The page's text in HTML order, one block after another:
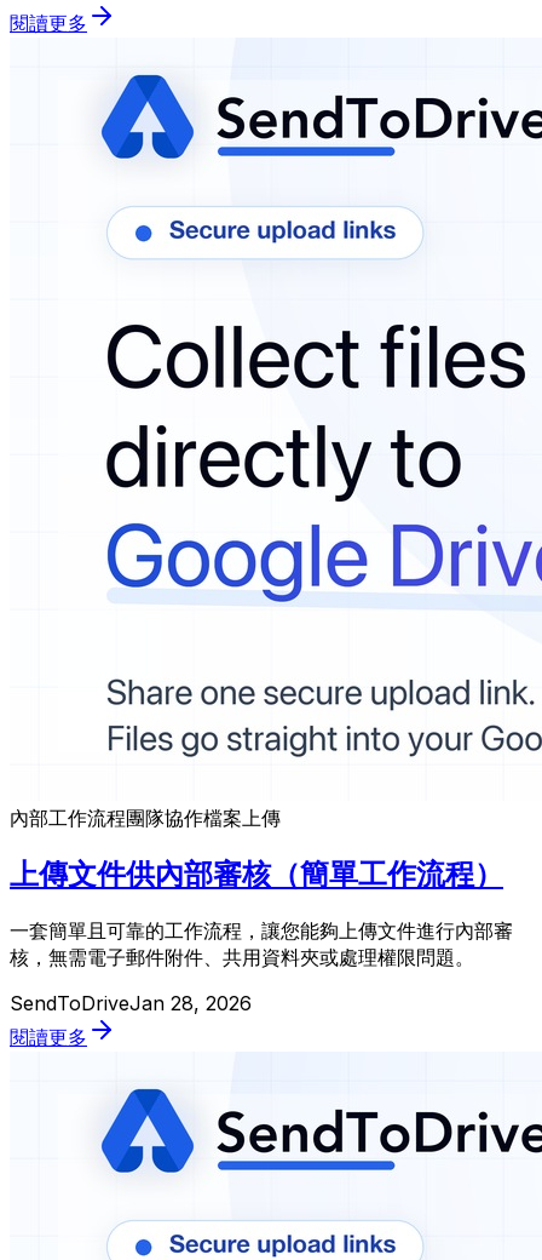
閱讀更多
內部工作流程團隊協作檔案上傳
上傳文件供內部審核（簡單工作流程）
一套簡單且可靠的工作流程，讓您能夠上傳文件進行內部審
核，無需電子郵件附件、共用資料夾或處理權限問題。
SendToDriveJan 28, 2026
閱讀更多